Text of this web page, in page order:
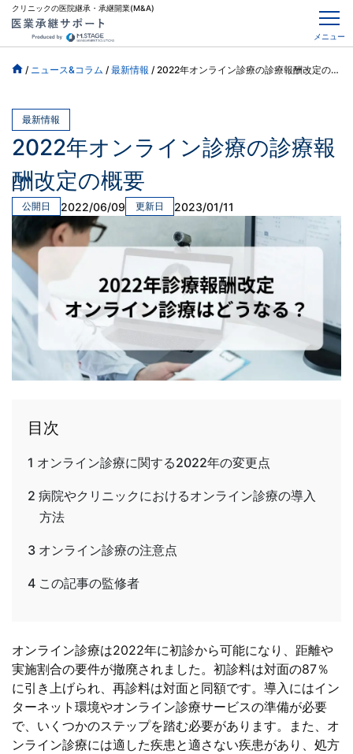
クリニックの医院継承・承継開業(M&A)
メニュー
/ ニュース&コラム / 最新情報 / 2022年オンライン診療の診療報酬改定の概要
最新情報
2022年オンライン診療の診療報
酬改定の概要
公開日 2022/06/09 更新日 2023/01/11
目次
1 オンライン診療に関する2022年の変更点
2 病院やクリニックにおけるオンライン診療の導入
方法
3 オンライン診療の注意点
4 この記事の監修者
オンライン診療は2022年に初診から可能になり、距離や
実施割合の要件が撤廃されました。初診料は対面の87％
に引き上げられ、再診料は対面と同額です。導入にはイン
ターネット環境やオンライン診療サービスの準備が必要
で、いくつかのステップを踏む必要があります。また、オ
ンライン診療には適した疾患と適さない疾患があり、処方